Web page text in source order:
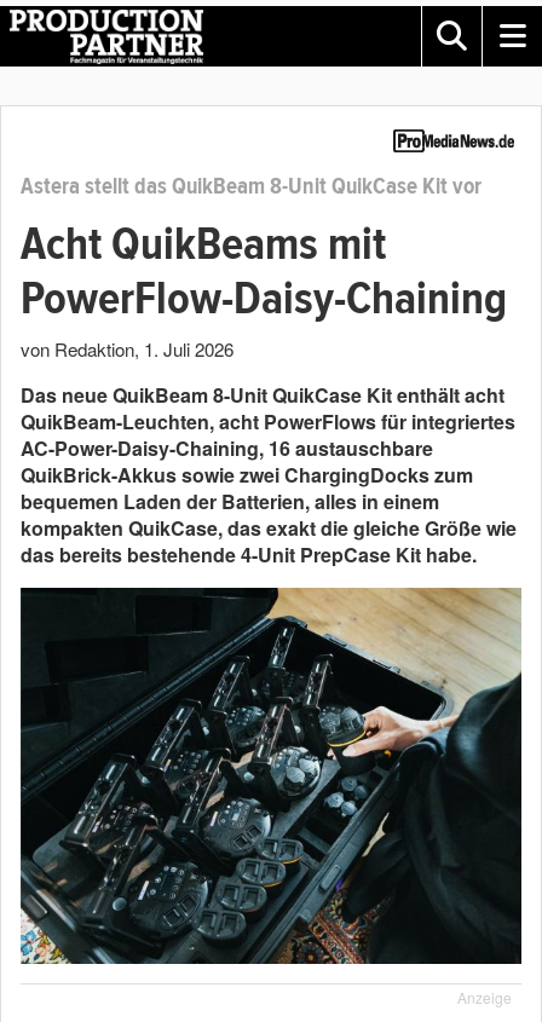
Astera stellt das QuikBeam 8-Unit QuikCase Kit vor
Acht QuikBeams mit
PowerFlow-Daisy-Chaining
von Redaktion, 1. Juli 2026
Das neue QuikBeam 8-Unit QuikCase Kit enthält acht
QuikBeam-Leuchten, acht PowerFlows für integriertes
AC-Power-Daisy-Chaining, 16 austauschbare
QuikBrick-Akkus sowie zwei ChargingDocks zum
bequemen Laden der Batterien, alles in einem
kompakten QuikCase, das exakt die gleiche Größe wie
das bereits bestehende 4-Unit PrepCase Kit habe.
Anzeige